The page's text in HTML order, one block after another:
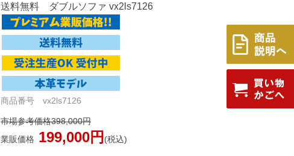
送料無料 ダブルソファ vx2ls7126
商品番号 vx2ls7126
市場参考価格398,000円
業販価格 199,000円 (税込)